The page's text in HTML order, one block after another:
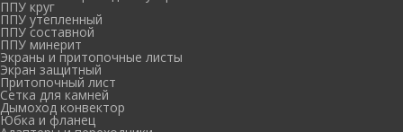
ППУ круг
ППУ утепленный
ППУ составной
ППУ минерит
Экраны и притопочные листы
Экран защитный
Притопочный лист
Сетка для камней
Дымоход конвектор
Юбка и фланец